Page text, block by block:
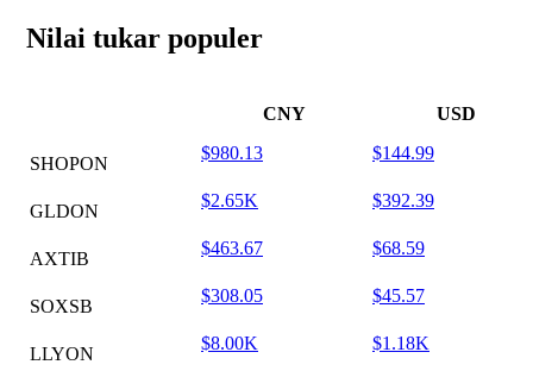
Nilai tukar populer
CNY USD
SHOPON
$980.13 $144.99
GLDON
$2.65K $392.39
AXTIB
$463.67 $68.59
SOXSB
$308.05 $45.57
LLYON
$8.00K $1.18K